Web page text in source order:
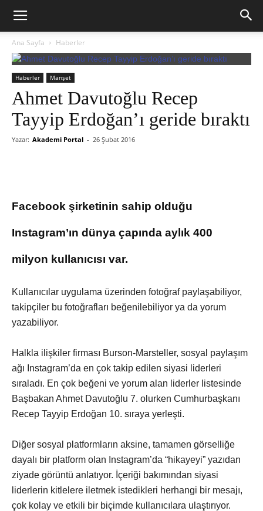
Ana Sayfa Haberler
Haberler Manşet
Ahmet Davutoğlu Recep
Tayyip Erdoğan’ı geride bıraktı
Yazar: Akademi Portal - 26 Şubat 2016
Facebook şirketinin sahip olduğu
Instagram’ın dünya çapında aylık 400
milyon kullanıcısı var.
Kullanıcılar uygulama üzerinden fotoğraf paylaşabiliyor,
takipçiler bu fotoğrafları beğenilebiliyor ya da yorum
yazabiliyor.
Halkla ilişkiler firması Burson-Marsteller, sosyal paylaşım
ağı Instagram’da en çok takip edilen siyasi liderleri
sıraladı. En çok beğeni ve yorum alan liderler listesinde
Başbakan Ahmet Davutoğlu 7. olurken Cumhurbaşkanı
Recep Tayyip Erdoğan 10. sıraya yerleşti.
Diğer sosyal platformların aksine, tamamen görselliğe
dayalı bir platform olan Instagram’da “hikayeyi” yazıdan
ziyade görüntü anlatıyor. İçeriği bakımından siyasi
liderlerin kitlelere iletmek istedikleri herhangi bir mesajı,
çok kolay ve etkili bir biçimde kullanıcılara ulaştırıyor.